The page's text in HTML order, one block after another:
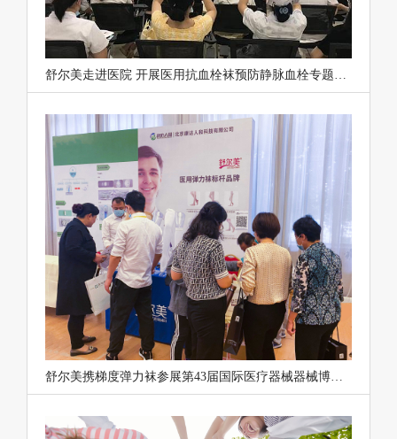
舒尔美走进医院 开展医用抗血栓袜预防静脉血栓专题讲座
舒尔美携梯度弹力袜参展第43届国际医疗器械器械博览会